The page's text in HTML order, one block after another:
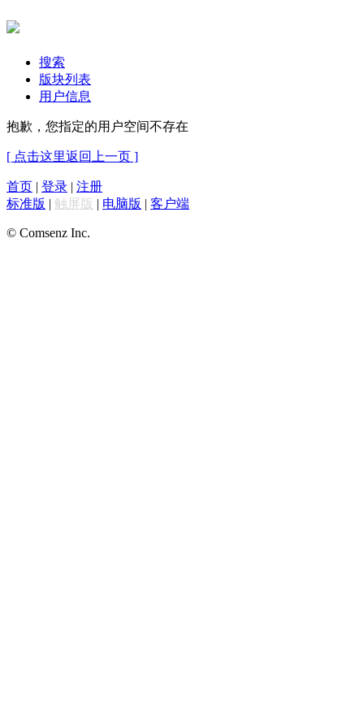
搜索
版块列表
用户信息
抱歉，您指定的用户空间不存在
[ 点击这里返回上一页 ]
首页 | 登录 | 注册
标准版 | 触屏版 | 电脑版 | 客户端
© Comsenz Inc.